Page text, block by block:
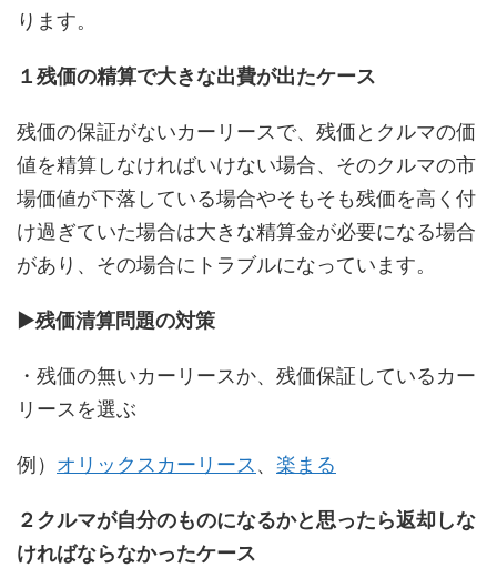
ります。
１残価の精算で大きな出費が出たケース
残価の保証がないカーリースで、残価とクルマの価
値を精算しなければいけない場合、そのクルマの市
場価値が下落している場合やそもそも残価を高く付
け過ぎていた場合は大きな精算金が必要になる場合
があり、その場合にトラブルになっています。
▶︎残価清算問題の対策
・残価の無いカーリースか、残価保証しているカー
リースを選ぶ
例） オリックスカーリース 、 楽まる
２クルマが自分のものになるかと思ったら返却しな
ければならなかったケース